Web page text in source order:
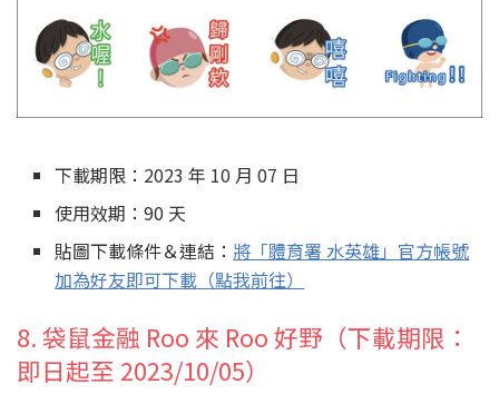
下載期限：2023 年 10 月 07 日
使用效期：90 天
貼圖下載條件＆連結： 將「體育署 水英雄」官方帳號
加為好友即可下載（點我前往）
8. 袋鼠金融 Roo 來 Roo 好野（下載期限：
即日起至 2023/10/05）